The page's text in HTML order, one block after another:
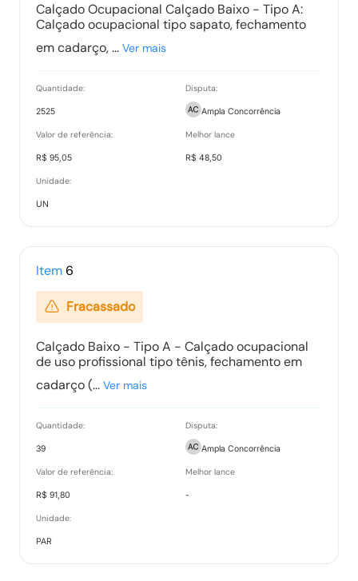
Calçado Ocupacional Calçado Baixo - Tipo A:
Calçado ocupacional tipo sapato, fechamento
em cadarço, ... Ver mais
Quantidade:
2525
Disputa:
Ampla Concorrência
Valor de referência:
R$ 95,05
Melhor lance
R$ 48,50
Unidade:
UN
Item6
Fracassado
Calçado Baixo - Tipo A - Calçado ocupacional
de uso profissional tipo tênis, fechamento em
cadarço (... Ver mais
Quantidade:
39
Disputa:
Ampla Concorrência
Valor de referência:
R$ 91,80
Melhor lance
-
Unidade:
PAR